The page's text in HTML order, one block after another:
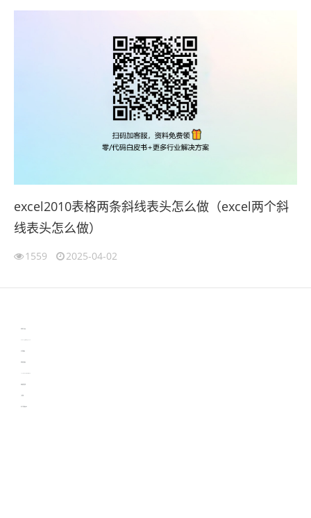
excel2010表格两条斜线表头怎么做（excel两个斜
线表头怎么做）
1559 2025-04-02